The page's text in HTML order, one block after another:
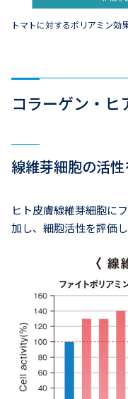
トマトに対するポリアミン効
コラーゲン・ヒ
線維芽細胞の活
ヒト皮膚線維芽細胞に
加し、細胞活性を評価し